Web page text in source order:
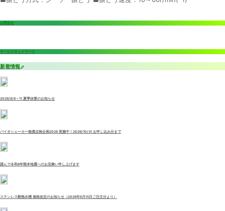
お問合せ
サービスネットワーク
新着情報
2026/8/8～11 夏季休業のお知らせ
バイオシェーカー無償点検企画2026 実施中！2026/10/31 お申し込み分まで
謹んで令和8年熊本地震へのお見舞い申し上げます
ステンレス断熱水槽 価格改定のお知らせ（2026年6月15日ご注文分より）